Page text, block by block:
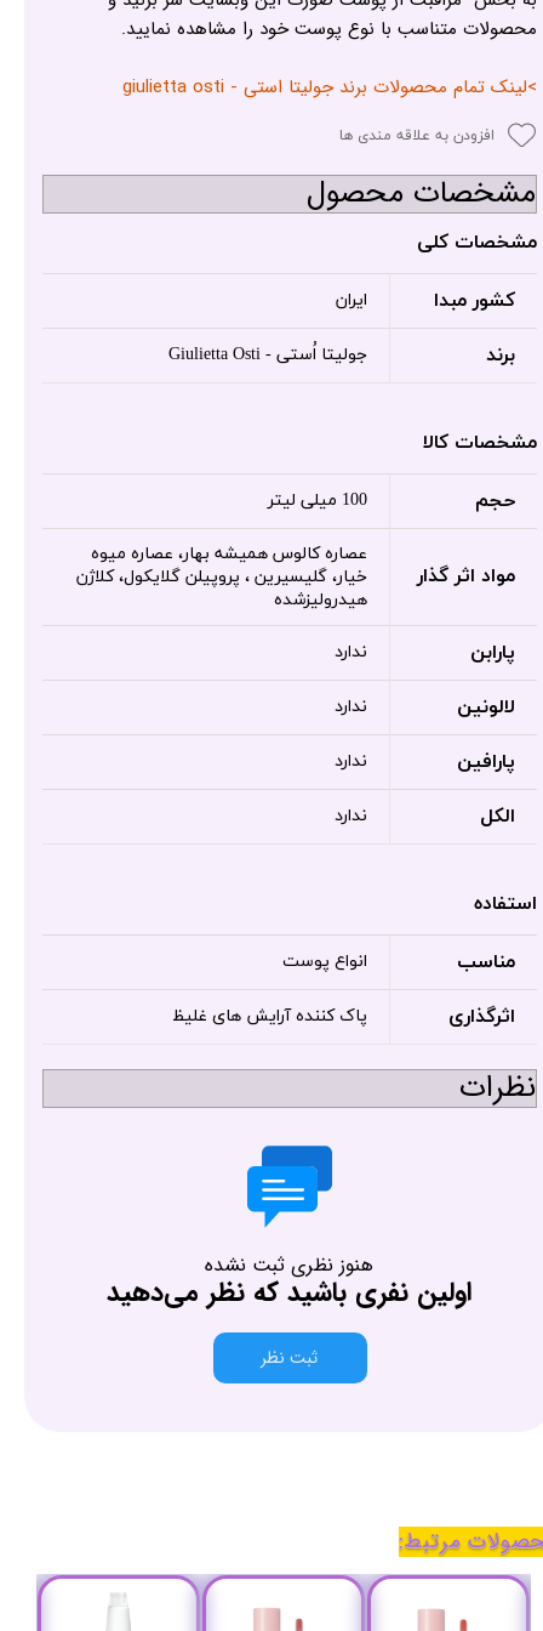
محصولات متناسب با نوع پوست خود را مشاهده نمایید.
>لینک تمام محصولات برند جولیتا استی - giulietta osti
افزودن به علاقه مندی ها
مشخصات محصول
مشخصات کلی
کشور مبدا ایران
برند جولیتا اُستی - Giulietta Osti
مشخصات کالا
حجم 100 میلی لیتر
مواد اثر گذار
عصاره کالوس همیشه بهار، عصاره میوه
خیار، گلیسیرین ، پروپیلن گلایکول، کلاژن
هیدرولیزشده
پارابن ندارد
لالونین ندارد
پارافین ندارد
الکل ندارد
استفاده
مناسب انواع پوست
اثرگذاری پاک کننده آرایش های غلیظ
نظرات
هنوز نظری ثبت نشده
اولین نفری باشید که نظر می‌دهید
ثبت نظر
مرتبط: